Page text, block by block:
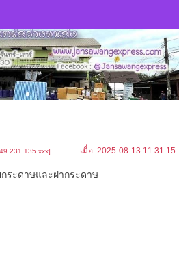
เมื่อ: 2025-08-13 11:31:15
ะดาษและฝากระดาษ